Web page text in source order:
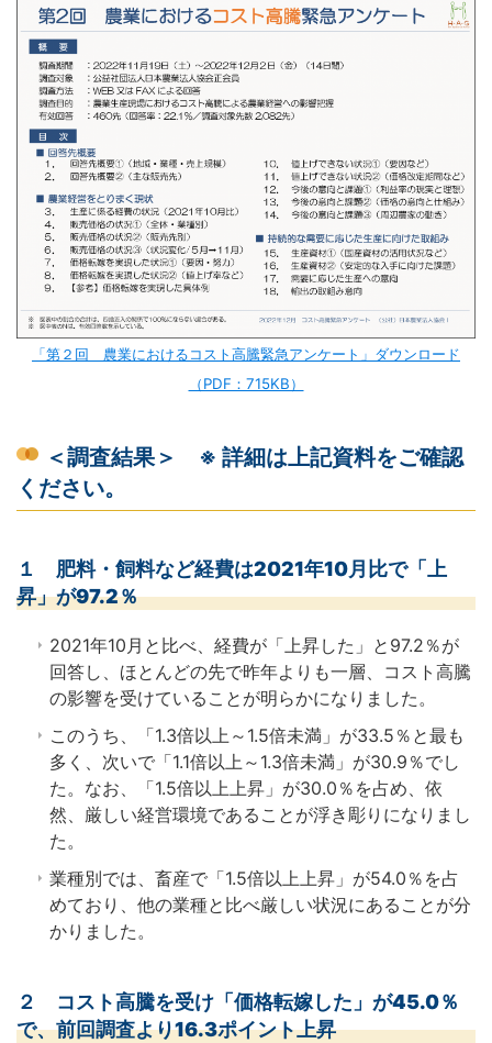
「第２回 農業におけるコスト高騰緊急アンケート」ダウンロード
（PDF：715KB）
＜調査結果＞
※ 詳細は上記資料をご確認
ください。
１ 肥料・飼料など経費は2021年10月比で「上
昇」が97.2％
2021年10月と比べ、経費が「上昇した」と97.2％が
回答し、ほとんどの先で昨年よりも一層、コスト高騰
の影響を受けていることが明らかになりました。
このうち、「1.3倍以上～1.5倍未満」が33.5％と最も
多く、次いで「1.1倍以上～1.3倍未満」が30.9％でし
た。なお、「1.5倍以上上昇」が30.0％を占め、依
然、厳しい経営環境であることが浮き彫りになりまし
た。
業種別では、畜産で「1.5倍以上上昇」が54.0％を占
めており、他の業種と比べ厳しい状況にあることが分
かりました。
２ コスト高騰を受け「価格転嫁した」が45.0％
で、前回調査より16.3ポイント上昇